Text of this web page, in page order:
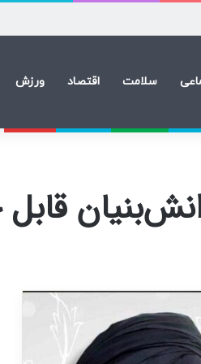
سلامت اقتصاد ورزش